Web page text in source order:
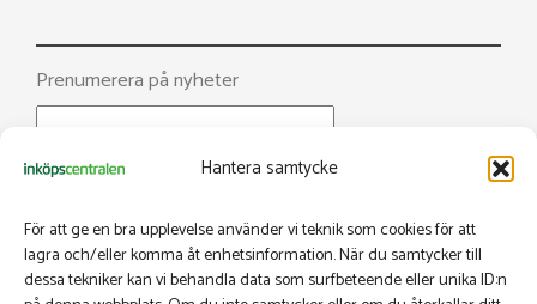
Hantera samtycke
För att ge en bra upplevelse använder vi teknik som cookies för att
lagra och/eller komma åt enhetsinformation. När du samtycker till
dessa tekniker kan vi behandla data som surfbeteende eller unika ID:n
Prenumerera på nyheter